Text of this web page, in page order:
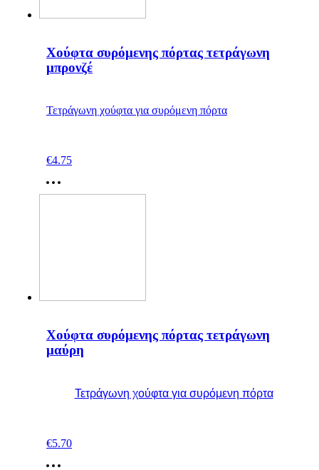
Χούφτα συρόμενης πόρτας τετράγωνη
μπρονζέ
Τετράγωνη χούφτα για συρόμενη πόρτα
€4.75
Χούφτα συρόμενης πόρτας τετράγωνη
μαύρη
Τετράγωνη χούφτα για συρόμενη πόρτα
€5.70